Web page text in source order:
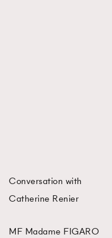
Conversation with
Catherine Renier
MF Madame FIGARO